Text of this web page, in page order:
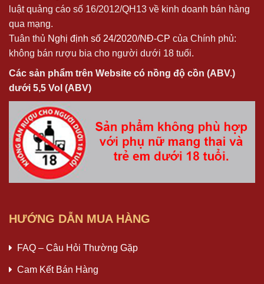
luật quảng cáo số 16/2012/QH13 về kinh doanh bán hàng
qua mạng.
Tuân thủ Nghị định số 24/2020/NĐ-CP của Chính phủ:
không bán rượu bia cho người dưới 18 tuổi.
Các sản phẩm trên Website có nồng độ cồn (ABV.)
dưới 5,5 Vol (ABV)
HƯỚNG DẪN MUA HÀNG
FAQ – Câu Hỏi Thường Gặp
Cam Kết Bán Hàng